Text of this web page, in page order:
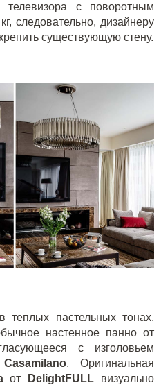
с поворотным
следовательно, дизайнеру
существующую стену.
пастельных тонах.
настенное панно от
с изголовьем
Casamilano. Оригинальная
от DelightFULL визуально